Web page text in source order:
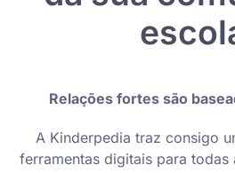
Relações fortes são
A Kinderpedia traz consigo
ferramentas digitais para todas